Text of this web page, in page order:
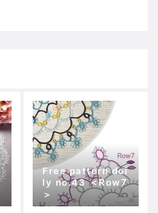
Free pattern doi
ly no.43 ＜Row7
＞